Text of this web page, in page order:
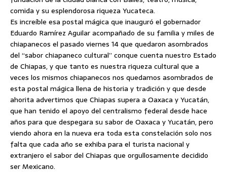
comida y su esplendorosa riqueza Yucateca.
Es increíble esa postal mágica que inauguró el gobernador
Eduardo Ramírez Aguilar acompañado de su familia y miles de
chiapanecos el pasado viernes 14 que quedaron asombrados
del “sabor chiapaneco cultural” conque cuenta nuestro Estado
de Chiapas, y que tanto es nuestra riqueza cultural que a
veces los mismos chiapanecos nos quedamos asombrados de
esta postal mágica llena de historia y tradición y que desde
ahorita advertimos que Chiapas supera a Oaxaca y Yucatán,
que han tenido el apoyo del centralismo federal desde hace
años para que despegara su sabor de Oaxaca y Yucatán, pero
viendo ahora en la nueva era toda esta constelación solo nos
falta que cada año se exhiba para el turista nacional y
extranjero el sabor del Chiapas que orgullosamente decidido
ser Mexicano.